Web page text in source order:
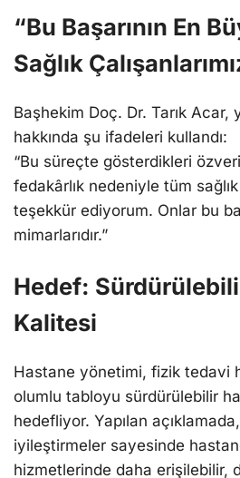
“Bu Başarının En
Sağlık
Başhekim Doç. Dr. Tarık Acar,
hakkında şu ifadeleri kullandı:
“Bu süreçte gösterdikleri
fedakârlık nedeniyle tüm sağlık
teşekkür ediyorum. Onlar bu
mimarlarıdır.”
Hedef:
Kalitesi
Hastane yönetimi, fizik tedavi
olumlu tabloyu sürdürülebilir
hedefliyor. Yapılan
iyileştirmeler sayesinde
hizmetlerinde daha erişilebilir,